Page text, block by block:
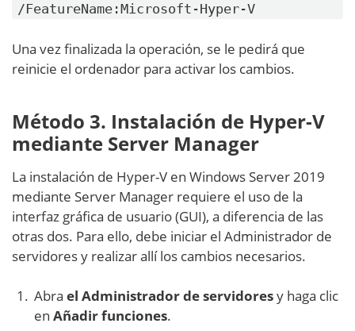
/FeatureName:Microsoft-Hyper-V
Una vez finalizada la operación, se le pedirá que
reinicie el ordenador para activar los cambios.
Método 3. Instalación de Hyper-V
mediante Server Manager
La instalación de Hyper-V en Windows Server 2019
mediante Server Manager requiere el uso de la
interfaz gráfica de usuario (GUI), a diferencia de las
otras dos. Para ello, debe iniciar el Administrador de
servidores y realizar allí los cambios necesarios.
Abra el Administrador de servidoresy haga clic
en Añadir funciones.